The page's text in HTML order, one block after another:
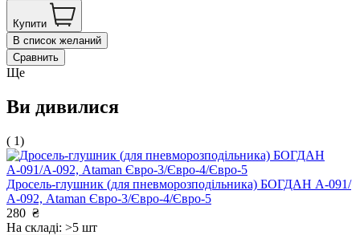
Купити
В список желаний
Сравнить
Ще
Ви дивилися
( 1)
Дросель-глушник (для пневморозподільника) БОГДАН А-091/
А-092, Ataman Євро-3/Євро-4/Євро-5
280 ₴
На складі: >5 шт